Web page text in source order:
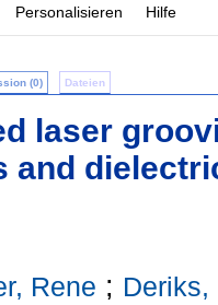
Personalisieren Hilfe
(0) Dateien
laser
and
Rene ; Deriks,